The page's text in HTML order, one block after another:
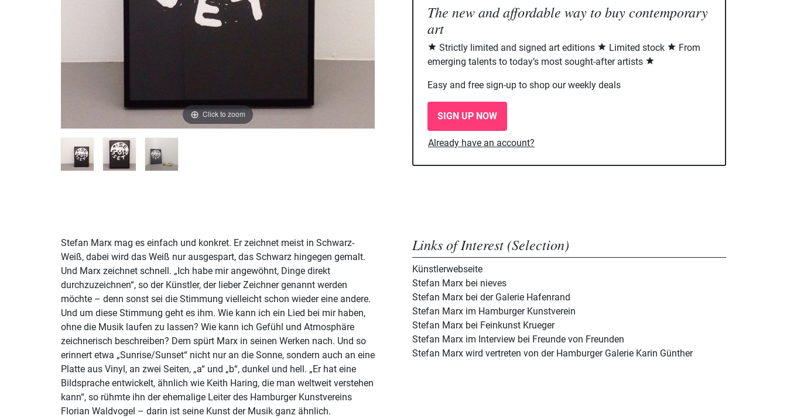
Click to zoom
The new and affordable way to buy contemporary
art
Strictly limited and signed art editions Limited stock
From
emerging talents to today’s most sought-after artists
Easy and free sign-up to shop our weekly deals
SIGN UP NOW
Already have an account?
Stefan Marx mag es einfach und konkret. Er zeichnet meist in Schwarz-
Weiß, dabei wird das Weiß nur ausgespart, das Schwarz hingegen gemalt.
Und Marx zeichnet schnell. „Ich habe mir angewöhnt, Dinge direkt
durchzuzeichnen“, so der Künstler, der lieber Zeichner genannt werden
möchte – denn sonst sei die Stimmung vielleicht schon wieder eine andere.
Und um diese Stimmung geht es ihm. Wie kann ich ein Lied bei mir haben,
ohne die Musik laufen zu lassen? Wie kann ich Gefühl und Atmosphäre
zeichnerisch beschreiben? Dem spürt Marx in seinen Werken nach. Und so
erinnert etwa „Sunrise/Sunset“ nicht nur an die Sonne, sondern auch an eine
Platte aus Vinyl, an zwei Seiten, „a“ und „b“, dunkel und hell. „Er hat eine
Bildsprache entwickelt, ähnlich wie Keith Haring, die man weltweit verstehen
kann“, so rühmte ihn der ehemalige Leiter des Hamburger Kunstvereins
Florian Waldvogel – darin ist seine Kunst der Musik ganz ähnlich.
Links of Interest (Selection)
Künstlerwebseite
Stefan Marx bei nieves
Stefan Marx bei der Galerie Hafenrand
Stefan Marx im Hamburger Kunstverein
Stefan Marx bei Feinkunst Krueger
Stefan Marx im Interview bei Freunde von Freunden
Stefan Marx wird vertreten von der Hamburger Galerie Karin Günther